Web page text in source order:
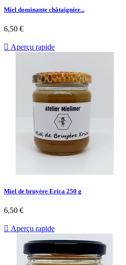
Miel dominante châtaignier...
6,50 €
 Aperçu rapide
Miel de bruyère Erica 250 g
6,50 €
 Aperçu rapide